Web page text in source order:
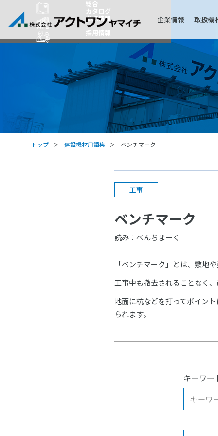
総合
カタログ
拠点情報
採用情報
企業情報 取扱機
トップ 建設機材用語集 ベンチマーク
工事
ベンチマーク
読み：べんちまーく
「ベンチマーク」とは、敷地
工事中も撤去されることなく
地面に杭などを打ってポイン
られます。
キーワ